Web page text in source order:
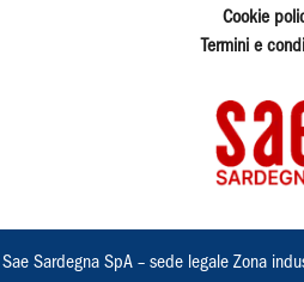
Cookie
Termini e
Sae Sardegna SpA – sede legale Zona